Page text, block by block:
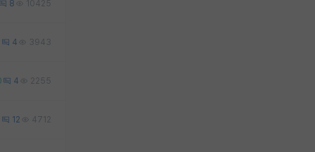
8 10425
4 3943
4 2255
12 4712